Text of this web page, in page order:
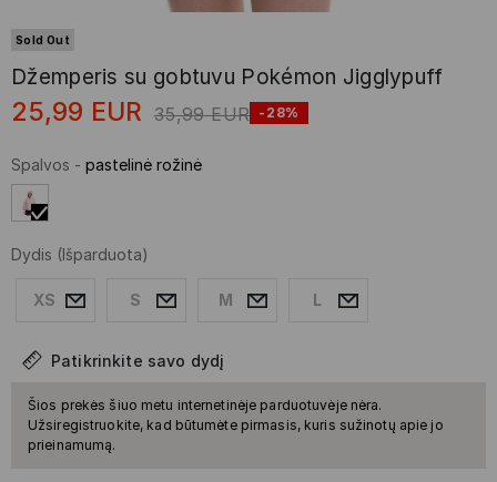
Sold Out
Džemperis su gobtuvu Pokémon Jigglypuff
25,99 EUR 35,99 EUR -28%
Spalvos - pastelinė rožinė
Dydis (Išparduota)
XS S M L
Patikrinkite savo dydį
Šios prekės šiuo metu internetinėje parduotuvėje nėra.
Užsiregistruokite, kad būtumėte pirmasis, kuris sužinotų apie jo
prieinamumą.